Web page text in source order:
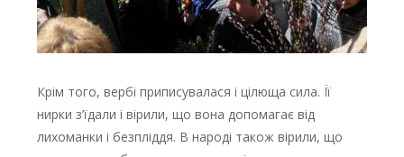
Крім того, вербі приписувалася і цілюща сила. Її
нирки з’їдали і вірили, що вона допомагає від
лихоманки і безпліддя. В народі також вірили, що